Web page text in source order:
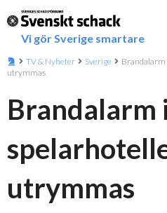
Vi gör Sverige smartare
TV & Nyheter Sverige
Brandalarm
utrymmas
Brandalarm
utrymmas